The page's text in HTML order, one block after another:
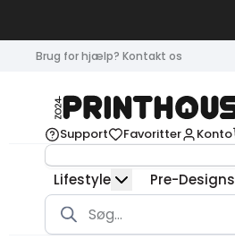
Brug for hjælp? Kontakt os
Support Favoritter Konto
Lifestyle
Pre-Designs
Products
search